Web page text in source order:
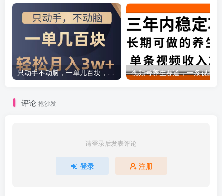
只动手不动脑，一单几百块，轻松月入2w+，看完就能直接操作，详细教程
评论 抢沙发
请登录后发表评论
登录 注册